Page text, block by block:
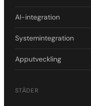
AI-integration
Systemintegration
Apputveckling
STÄDER